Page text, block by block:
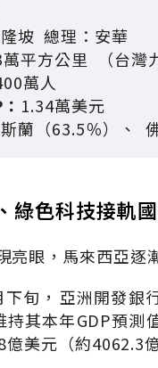
坡 總理：安華
平方公里 （台灣
萬人
1.34萬美元
蘭（63.5％）、
綠色科技接軌
亮眼，馬來西亞逐
旬， 亞洲開發銀
持其本年GDP預測
億美元（約4062.3